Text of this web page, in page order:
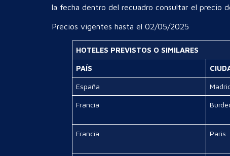
la fecha dentro del recuadro consultar el precio
Precios vigentes hasta el 02/05/2025
HOTELES PREVISTOS O SIMILARES
PAÍS
España
Francia
Francia Paris